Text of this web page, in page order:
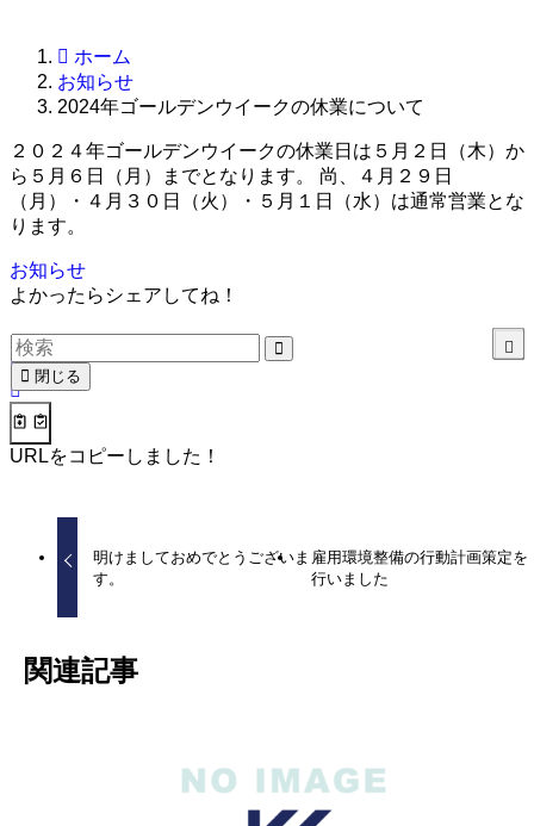
ホーム
お知らせ
2024年ゴールデンウイークの休業について
２０２４年ゴールデンウイークの休業日は５月２日（木）か
ら５月６日（月）までとなります。 尚、４月２９日
（月）・４月３０日（火）・５月１日（水）は通常営業とな
ります。
お知らせ
よかったらシェアしてね！
URLをコピーしました！
明けましておめでとうございま
す。
雇用環境整備の行動計画策定を
行いました
関連記事
閉じる